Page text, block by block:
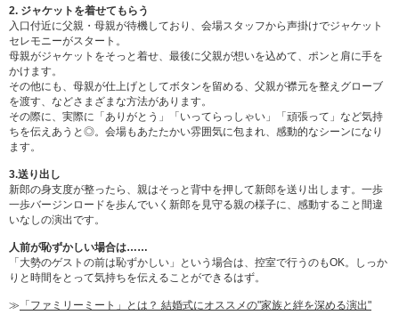
2. ジャケットを着せてもらう
入口付近に父親・母親が待機しており、会場スタッフから声掛けでジャケット
セレモニーがスタート。
母親がジャケットをそっと着せ、最後に父親が想いを込めて、ポンと肩に手を
かけます。
その他にも、母親が仕上げとしてボタンを留める、父親が襟元を整えグローブ
を渡す、などさまざまな方法があります。
その際に、実際に「ありがとう」「いってらっしゃい」「頑張って」など気持
ちを伝えあうと◎。会場もあたたかい雰囲気に包まれ、感動的なシーンになり
ます。
3.送り出し
新郎の身支度が整ったら、親はそっと背中を押して新郎を送り出します。一歩
一歩バージンロードを歩んでいく新郎を見守る親の様子に、感動すること間違
いなしの演出です。
人前が恥ずかしい場合は……
「大勢のゲストの前は恥ずかしい」という場合は、控室で行うのもOK。しっか
りと時間をとって気持ちを伝えることができるはず。
≫ 「ファミリーミート」とは？ 結婚式にオススメの"家族と絆を深める演出"